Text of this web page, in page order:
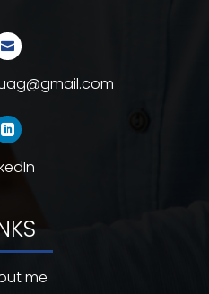


me